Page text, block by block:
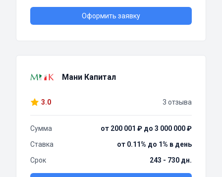
Оформить заявку
Мани Капитал
3.0 3 отзыва
Сумма
от 200 001 ₽ до 3 000 000 ₽
Ставка
от 0.11% до 1% в день
Срок
243 - 730 дн.